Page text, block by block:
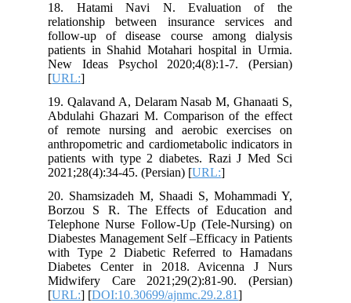
18. Hatami Navi N. Evaluation of the
relationship between insurance services and
follow-up of disease course among dialysis
patients in Shahid Motahari hospital in Urmia.
New Ideas Psychol 2020;4(8):1-7. (Persian)
[URL:
19. Qalavand A, Delaram Nasab M, Ghanaati S,
Abdulahi Ghazari M. Comparison of the effect
of remote nursing and aerobic exercises on
anthropometric and cardiometabolic indicators in
patients with type 2 diabetes. Razi J Med Sci
2021;28(4):34-45. (Persian) [URL:
20. Shamsizadeh M, Shaadi S, Mohammadi Y,
Borzou S R. The Effects of Education and
Telephone Nurse Follow-Up (Tele-Nursing) on
Diabestes Management Self –Efficacy in Patients
with Type 2 Diabetic Referred to Hamadans
Diabetes Center in 2018. Avicenna J Nurs
Midwifery Care 2021;29(2):81-90. (Persian)
[URL:] [DOI:10.30699/ajnmc.29.2.81